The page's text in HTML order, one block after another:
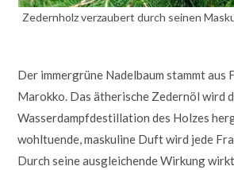
Zedernholz verzaubert durch seinen
Der immergrüne Nadelbaum stammt aus
Marokko. Das ätherische Zedernöl wird
Wasserdampfdestillation des Holzes
wohltuende, maskuline Duft wird jede
Durch seine ausgleichende Wirkung